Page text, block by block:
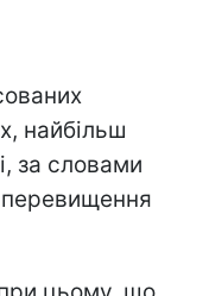
найбільш
за словами